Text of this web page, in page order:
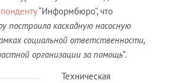
“Информбюро”, что
построила каскадную насосную
социальной ответственности,
организации за помощь”.
Техническая